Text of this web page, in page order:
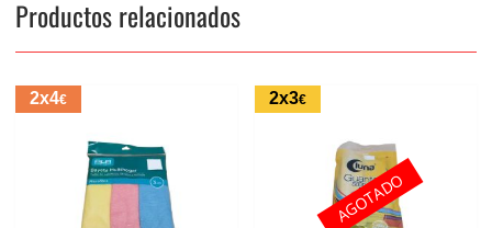
Productos relacionados
2x4€ 2x3€
AGOTADO